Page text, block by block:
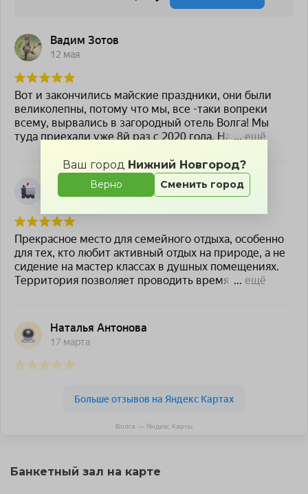
Ваш город Нижний Новгород?
Верно Сменить город
Волга — Яндекс Карты
Банкетный зал на карте